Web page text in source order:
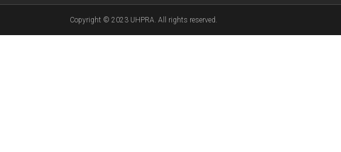
Copyright © 2023 UHPRA. All rights reserved.